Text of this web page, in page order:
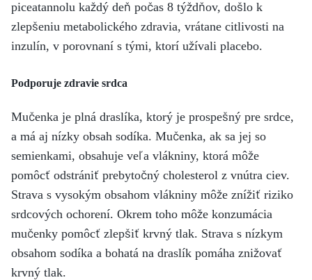
piceatannolu každý deň počas 8 týždňov, došlo k
zlepšeniu metabolického zdravia, vrátane citlivosti na
inzulín, v porovnaní s tými, ktorí užívali placebo.
Podporuje zdravie srdca
Mučenka je plná draslíka, ktorý je prospešný pre srdce,
a má aj nízky obsah sodíka. Mučenka, ak sa jej so
semienkami, obsahuje veľa vlákniny, ktorá môže
pomôcť odstrániť prebytočný cholesterol z vnútra ciev.
Strava s vysokým obsahom vlákniny môže znížiť riziko
srdcových ochorení. Okrem toho môže konzumácia
mučenky pomôcť zlepšiť krvný tlak. Strava s nízkym
obsahom sodíka a bohatá na draslík pomáha znižovať
krvný tlak.